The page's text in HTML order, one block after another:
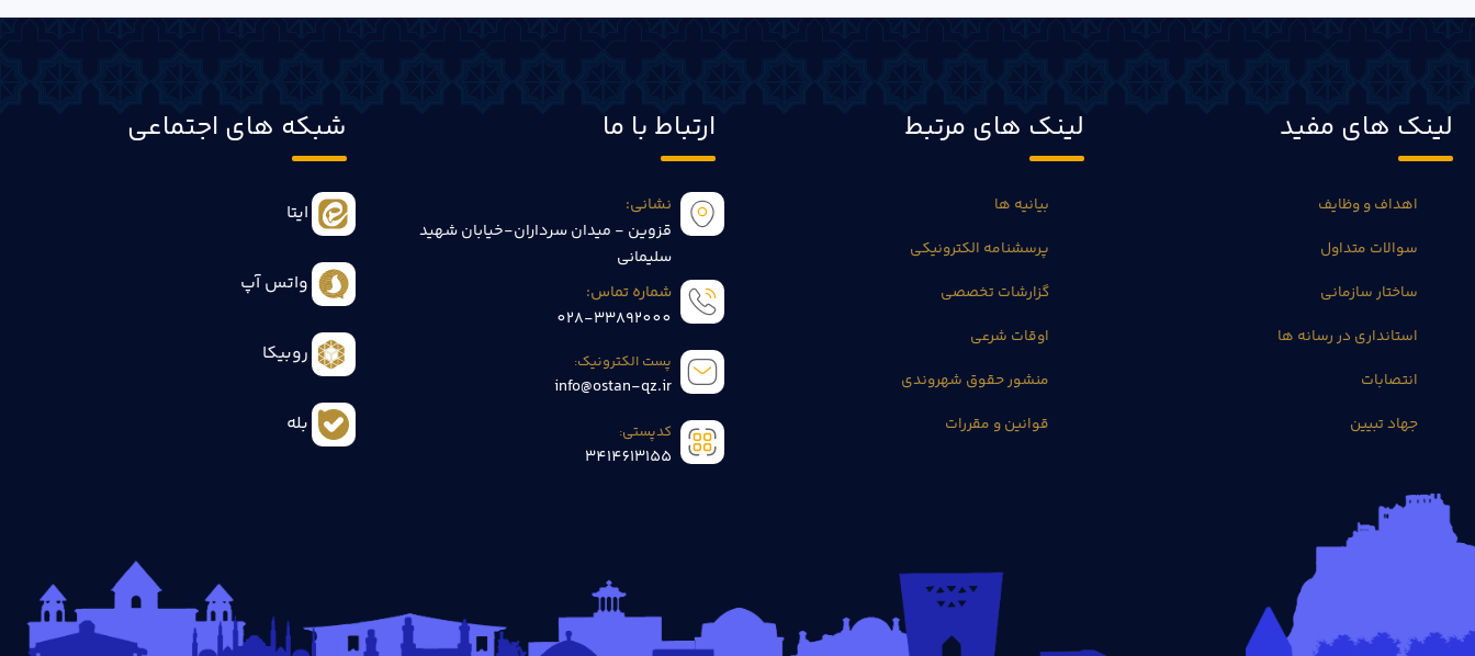
لینک های مفید
اهداف و وظایف
سوالات متداول
ساختار سازمانی
استانداری در رسانه ها
انتصابات
جهاد تبیین
لینک های مرتبط
بیانیه ها
پرسشنامه الکترونیکی
گزارشات تخصصی
اوقات شرعی
منشور حقوق شهروندی
قوانین و مقررات
ارتباط با ما
نشانی:
قزوین - میدان سرداران-خیابان شهید
سلیمانی
شماره تماس:
028-33892000
پست الکترونیک:
info@ostan-qz.ir
کدپستی:
3414613155
شبکه های اجتماعی
ایتا
واتس آپ
روبیکا
بله